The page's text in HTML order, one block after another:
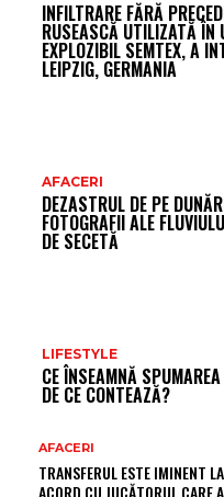
INFILTRARE FĂRĂ
RUSEASCĂ UTILIZATĂ ÎN
EXPLOZIBIL SEMTEX, A
LEIPZIG, GERMANIA
AFACERI
DEZASTRUL DE PE
FOTOGRAFII ALE
DE SECETĂ
LIFESTYLE
CE ÎNSEAMNĂ
DE CE CONTEAZĂ?
AFACERI
TRANSFERUL ESTE IMINENT
ACORD CU JUCĂTORUL CARE